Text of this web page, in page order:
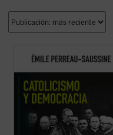
Catolicismo y democracia
evolución del pensamiento político católico
Iglesia respondió a la democracia liberal,
un sistema para el que no ... (ver ficha)